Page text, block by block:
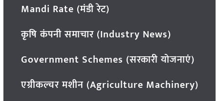
Mandi Rate (मंडी रेट)
कृषि कंपनी समाचार (Industry News)
Government Schemes (सरकारी योजनाएं)
एग्रीकल्चर मशीन (Agriculture Machinery)